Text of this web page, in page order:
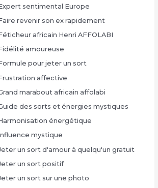
sentimental Europe
revenir son ex rapidement
africain Henri AFFOLABI
amoureuse
pour jeter un sort
affective
marabout africain affolabi
des sorts et énergies mystiques
énergétique
mystique
un sort d'amour à quelqu'un gratuit
un sort positif
un sort sur une photo